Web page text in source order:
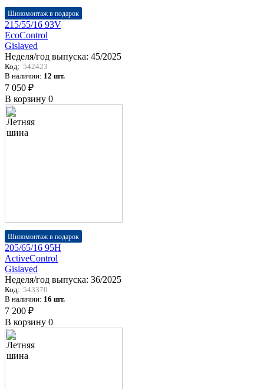
Шиномонтаж в подарок
215/55/16 93V
EcoControl
Gislaved
Неделя/год выпуска: 45/2025
Код: 542423
В наличии: 12 шт.
7 050 ₽
В корзину 0
Шиномонтаж в подарок
205/65/16 95H
ActiveControl
Gislaved
Неделя/год выпуска: 36/2025
Код: 543370
В наличии: 16 шт.
7 200 ₽
В корзину 0